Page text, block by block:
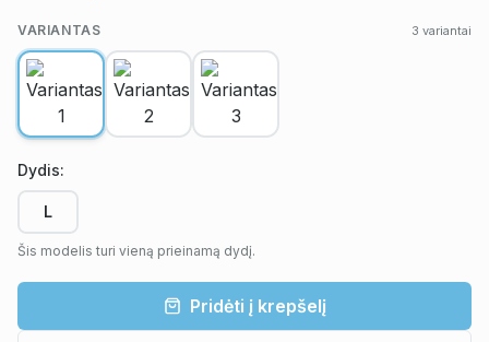
VARIANTAS 3 variantai
Dydis:
L
Šis modelis turi vieną prieinamą dydį.
Pridėti į krepšelį